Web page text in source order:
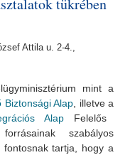
Attila u. 2-4.,
mint a
Biztonsági Alap , illetve a
AlapFelelős
szabályos
fontosnak tartja, hogy a